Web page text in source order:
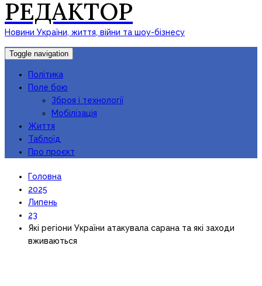
РЕДАКТОР
Новини України, життя, війни та шоу-бізнесу
Toggle navigation
Політика
Поле бою
Зброя і технології
Мобілізація
Життя
Таблоїд
Про проєкт
Головна
2025
Липень
23
Які регіони України атакувала сарана та які заходи
вживаються